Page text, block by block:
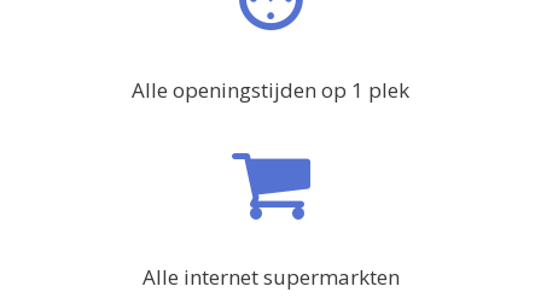
Alle openingstijden op 1 plek
Alle internet supermarkten